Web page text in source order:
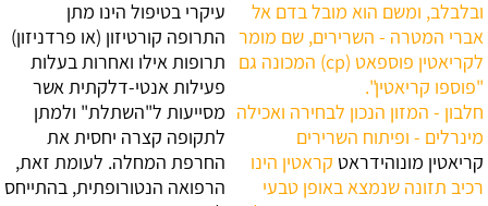
ובלבלב, ומשם הוא מובל בדם אל
אברי המטרה - השרירים, שם מומר
לקריאטין פוספאט (cp) המכונה גם
"פוספו קריאטין".
חלבון - המזון הנכון לבחירה ואכילה
מינרלים - ופיתוח השרירים
קריאטין מונוהידראט ‏קראטין הינו
רכיב תזונה שנמצא באופן טבעי
עיקרי בטיפול הינו מתן
התרופה קורטיזון (או פרדניזון)
תרופות אילו ואחרות בעלות
פעילות אנטי-דלקתית אשר
מסייעות ל"השתלת" ולמתן
לתקופה קצרה יחסית את
החרפת המחלה. לעומת זאת,
הרפואה הנטורופתית, בהתייחס